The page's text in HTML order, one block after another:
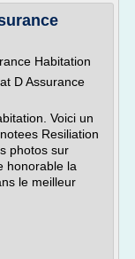
Habitation
D Assurance
Voici un
Resiliation
photos sur
honorable la
le meilleur